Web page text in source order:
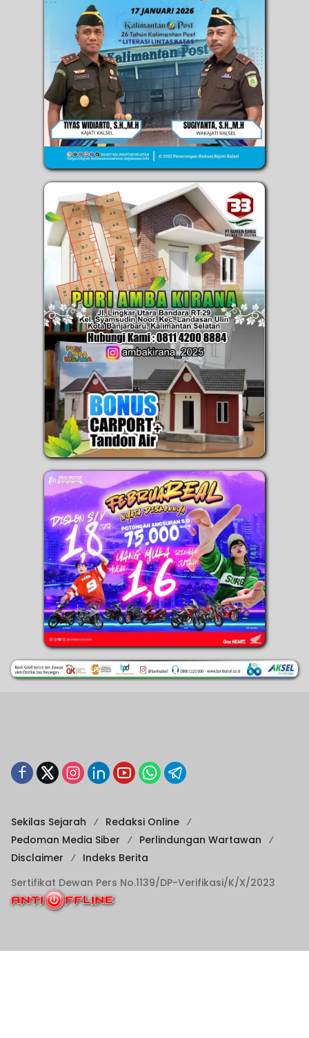
Sekilas Sejarah
Redaksi Online
Pedoman Media Siber
Perlindungan Wartawan
Disclaimer
Indeks Berita
Sertifikat Dewan Pers No.1139/DP-Verifikasi/K/X/2023